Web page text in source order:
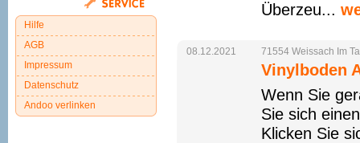
Überzeu...
08.12.2021 71554 Weissach Im
Vinylboden
Wenn Sie
Sie sich
Klicken Sie
Hilfe
AGB
Impressum
Datenschutz
Andoo verlinken